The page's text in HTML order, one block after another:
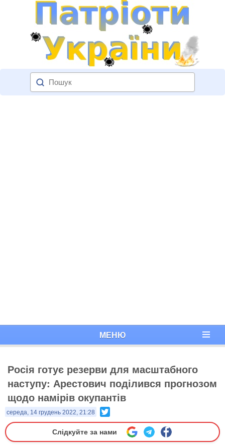
МЕНЮ
Росія готує резерви для масштабного
наступу: Арестович поділився прогнозом
щодо намірів окупантів
середа, 14 грудень 2022, 21:28
Слідкуйте за нами